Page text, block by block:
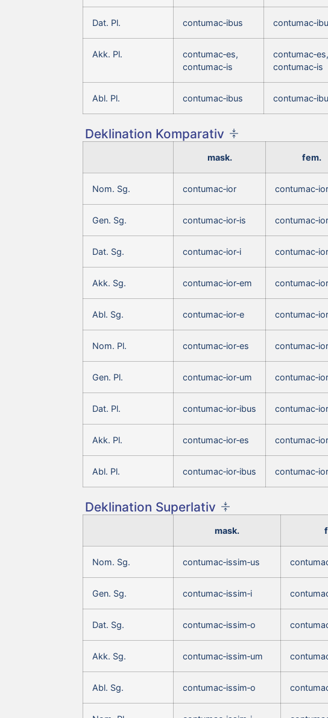
Dat. Pl. contumac‑ibus
Akk. Pl.
contumac‑es,
contumac‑is
contumac‑es,
contumac‑is
Abl. Pl. contumac‑ibus
Deklination Komparativ
mask. fem.
Nom. Sg. contumac‑ior contumac‑ior
Gen. Sg. contumac‑ior‑is
Dat. Sg. contumac‑ior‑i
Akk. Sg. contumac‑ior‑em
Abl. Sg. contumac‑ior‑e
Nom. Pl. contumac‑ior‑es
Gen. Pl. contumac‑ior‑um
Dat. Pl. contumac‑ior‑ibus
Akk. Pl. contumac‑ior‑es
Abl. Pl. contumac‑ior‑ibus
Deklination Superlativ
mask.
Nom. Sg. contumac‑issim‑us
Gen. Sg. contumac‑issim‑i
Dat. Sg. contumac‑issim‑o
Akk. Sg. contumac‑issim‑um
Abl. Sg. contumac‑issim‑o